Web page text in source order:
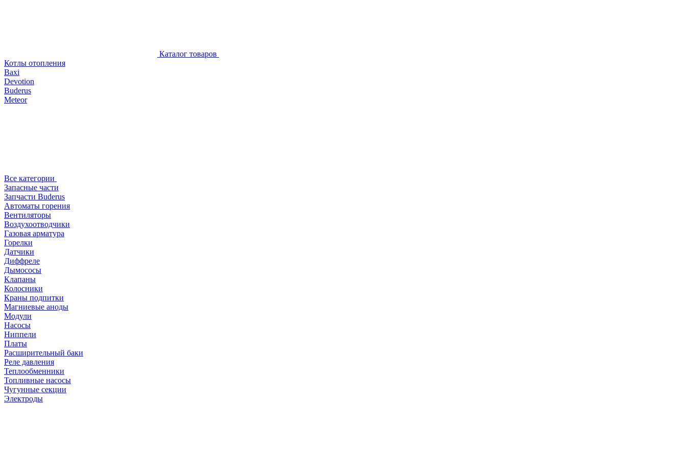
Каталог товаров
Котлы отопления
Baxi
Devotion
Buderus
Meteor
Все категории
Запасные части
Запчасти Buderus
Автоматы горения
Вентиляторы
Воздухоотводчики
Газовая арматура
Горелки
Датчики
Диффреле
Дымососы
Клапаны
Колосники
Краны подпитки
Магниевые аноды
Модули
Насосы
Ниппели
Платы
Расширительный баки
Реле давления
Теплообменники
Топливные насосы
Чугунные секции
Электроды